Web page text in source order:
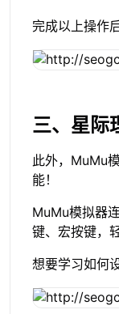
完成以上操作
三、星际
此外，MuMu
能！
MuMu模拟器
键、宏按键，
想要学习如何